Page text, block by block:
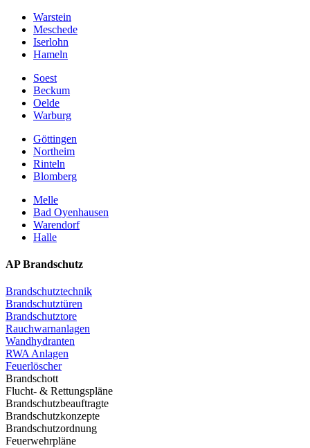
Warstein
Meschede
Iserlohn
Hameln
Soest
Beckum
Oelde
Warburg
Göttingen
Northeim
Rinteln
Blomberg
Melle
Bad Oyenhausen
Warendorf
Halle
AP Brandschutz
Brandschutztechnik
Brandschutztüren
Brandschutztore
Rauchwarnanlagen
Wandhydranten
RWA Anlagen
Feuerlöscher
Brandschott
Flucht- & Rettungspläne
Brandschutzbeauftragte
Brandschutzkonzepte
Brandschutzordnung
Feuerwehrpläne